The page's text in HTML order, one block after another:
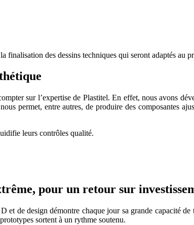
des dessins techniques qui seront adaptés au
sur l’expertise de Plastitel. En effet, nous avons
permet, entre autres, de produire des composantes
leurs contrôles qualité.
pour un retour sur
de design démontre chaque jour sa grande capacité
sortent à un rythme soutenu.